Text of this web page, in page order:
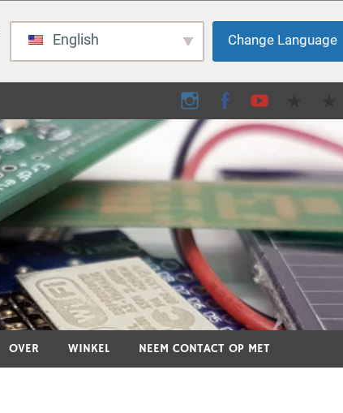
English Change Language
3D printen en
andere technische onderwerpen.
OVER WINKEL NEEM CONTACT OP MET